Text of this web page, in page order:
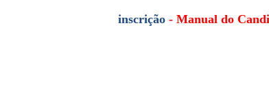
inscrição - Manual do